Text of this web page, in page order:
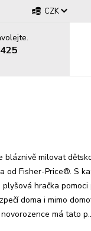
CZK
bláznivě milovat
od Fisher-Price®. S
hračka
doma i mimo
má tato